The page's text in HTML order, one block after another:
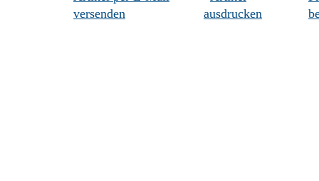
versenden
ausdrucken